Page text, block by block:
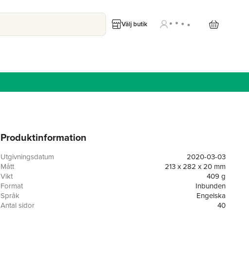
Välj butik
Produktinformation
Utgivningsdatum
2020-03-03
Mått
213 x 282 x 20 mm
Vikt
409 g
Format
Inbunden
Språk
Engelska
Antal sidor
40